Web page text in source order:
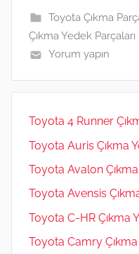
A
p
p
dI
n
Toyota Çıkma
Çıkma Yedek Parçaları
Yorum yapın
Toyota 4 Runner
Toyota Auris Çıkma
Toyota Avalon
Toyota Avensis
Toyota C-HR Çıkma
Toyota Camry